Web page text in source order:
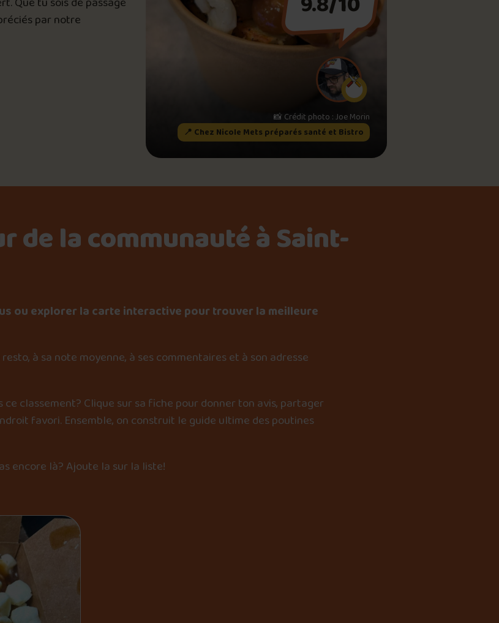
Le palmarès d’Olivier Primeau
Me connecter
par notre
📸 Crédit photo : Joe Morin
📍 Chez Nicole Mets préparés santé et Bistro
de la communauté à Saint-
ou explorer la carte interactive pour trouver la meilleure
à sa note moyenne, à ses commentaires et à son adresse
classement? Clique sur sa fiche pour donner ton avis, partager
favori. Ensemble, on construit le guide ultime des poutines
encore là? Ajoute la sur la liste!